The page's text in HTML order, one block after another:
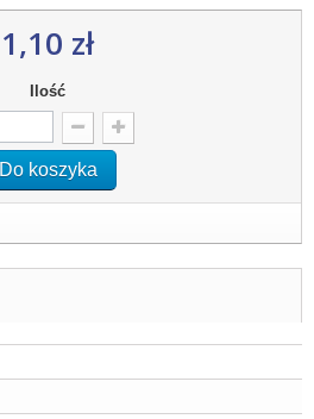
1,10 zł
Ilość
Do koszyka